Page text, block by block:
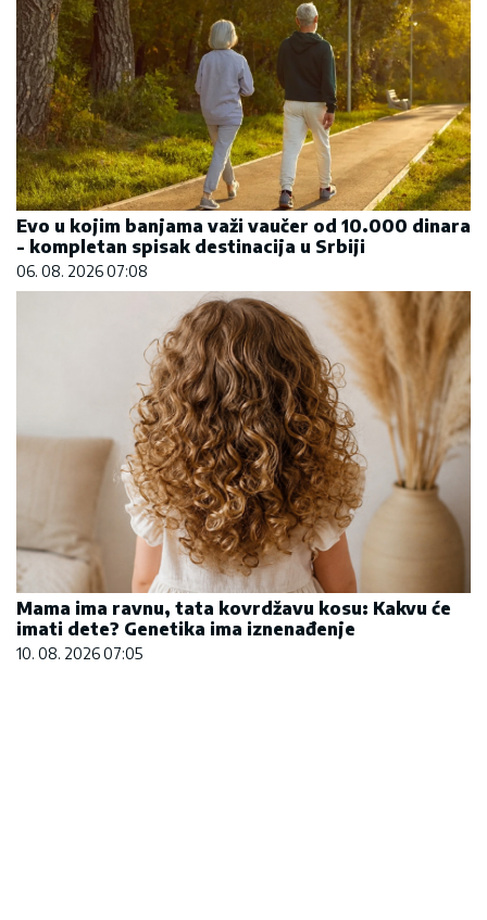
Evo u kojim banjama važi vaučer od 10.000 dinara
- kompletan spisak destinacija u Srbiji
06. 08. 2026 07:08
Mama ima ravnu, tata kovrdžavu kosu: Kakvu će
imati dete? Genetika ima iznenađenje
10. 08. 2026 07:05